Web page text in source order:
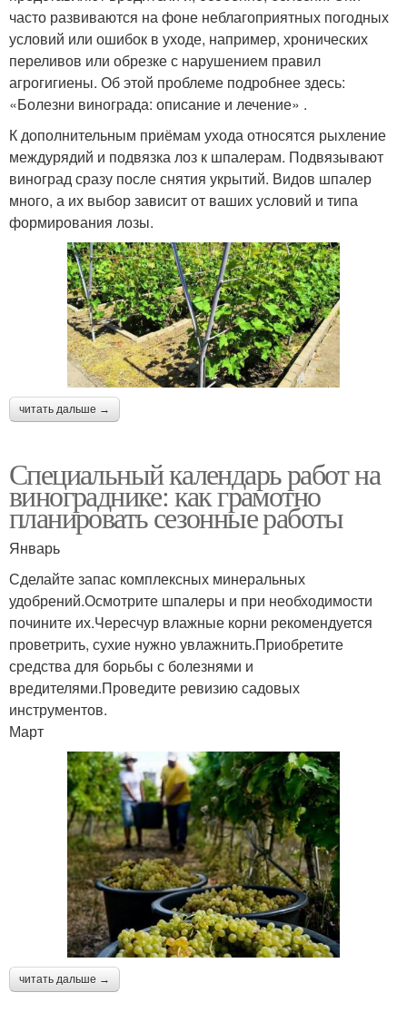
часто развиваются на фоне неблагоприятных погодных
условий или ошибок в уходе, например, хронических
переливов или обрезке с нарушением правил
агрогигиены. Об этой проблеме подробнее здесь:
«Болезни винограда: описание и лечение» .
К дополнительным приёмам ухода относятся рыхление
междурядий и подвязка лоз к шпалерам. Подвязывают
виноград сразу после снятия укрытий. Видов шпалер
много, а их выбор зависит от ваших условий и типа
формирования лозы.
читать дальше →
Специальный календарь работ на
винограднике: как грамотно
планировать сезонные работы
Январь
Сделайте запас комплексных минеральных
удобрений.Осмотрите шпалеры и при необходимости
почините их.Чересчур влажные корни рекомендуется
проветрить, сухие нужно увлажнить.Приобретите
средства для борьбы с болезнями и
вредителями.Проведите ревизию садовых
инструментов.
Март
читать дальше →